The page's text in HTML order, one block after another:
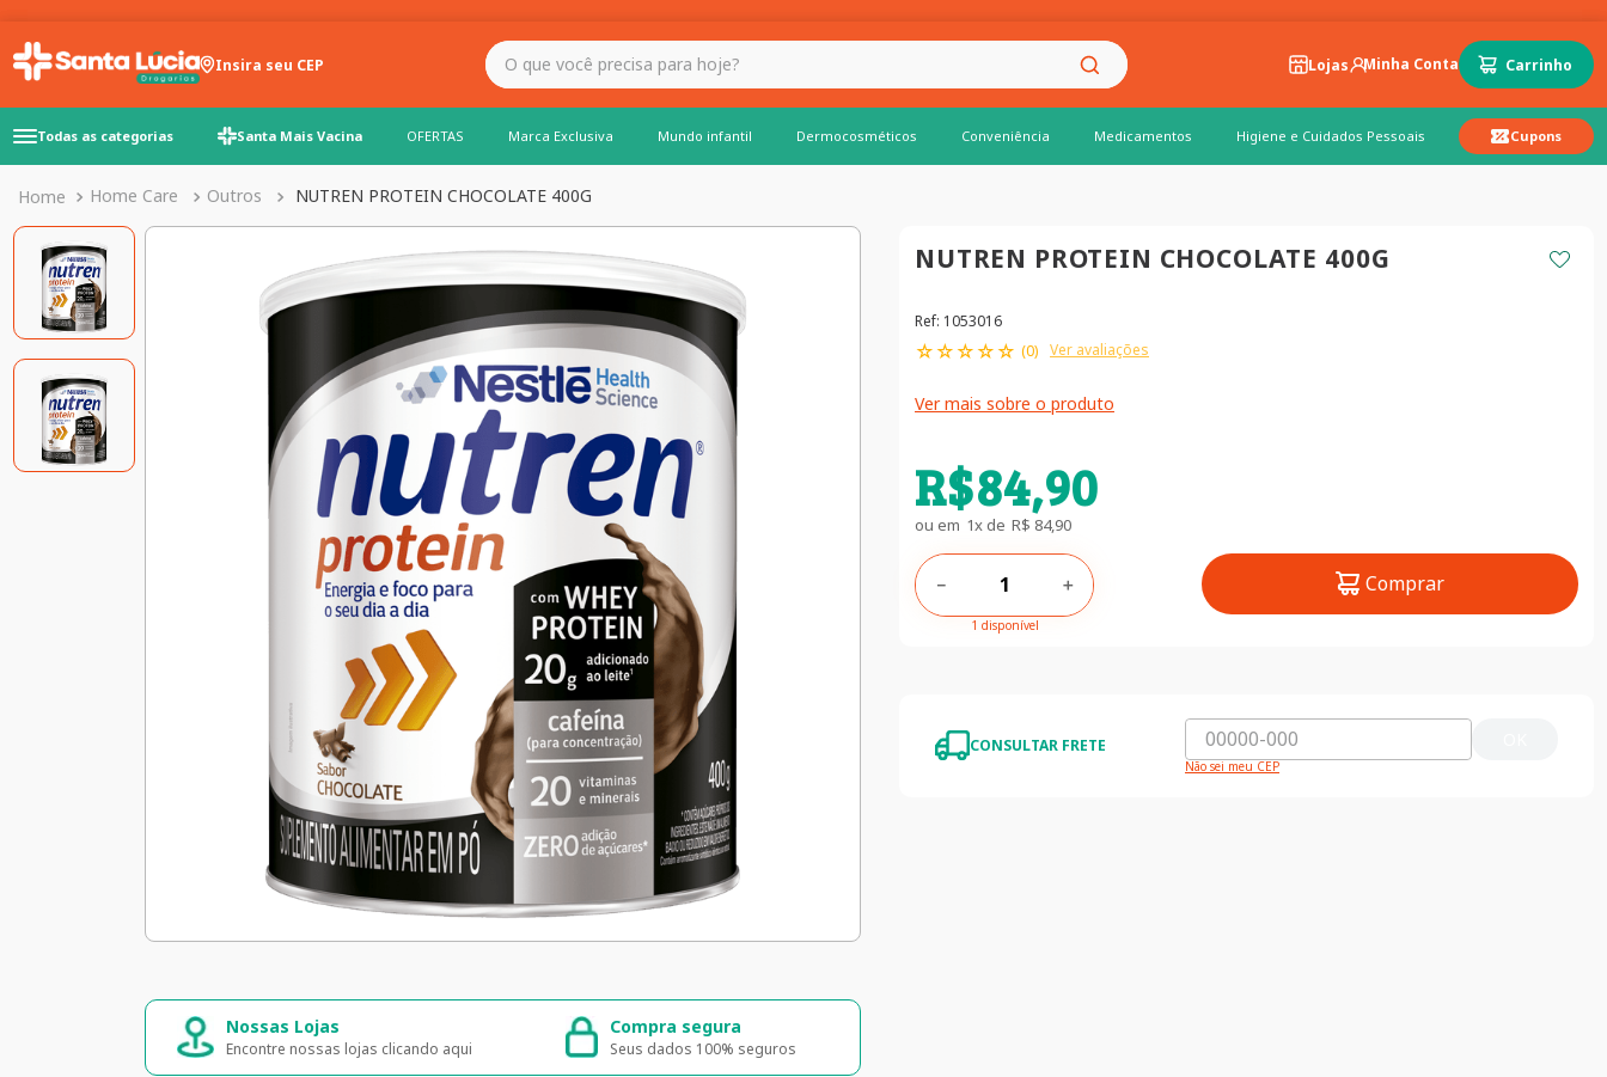
Insira seu CEP
O que você precisa para hoje?
Lojas
Todas as categorias Santa Mais Vacina OFERTAS Marca Exclusiva Mundo infantil Dermocosméticos Conveniência Medicamentos Higiene e Cuidados Pessoais Cupons
Home Care Outros NUTREN PROTEIN CHOCOLATE 400G
Nossas Lojas
Encontre nossas lojas clicando aqui
Compra segura
Seus dados 100% seguros
NUTREN PROTEIN CHOCOLATE 400G
Ref: 1053016
☆☆☆☆☆ (0) Ver avaliações
Ver mais sobre o produto
R$84,90
ou em 1x de R$ 84,90
＋
－
1 disponível
Comprar
CONSULTAR FRETE
Não sei meu CEP